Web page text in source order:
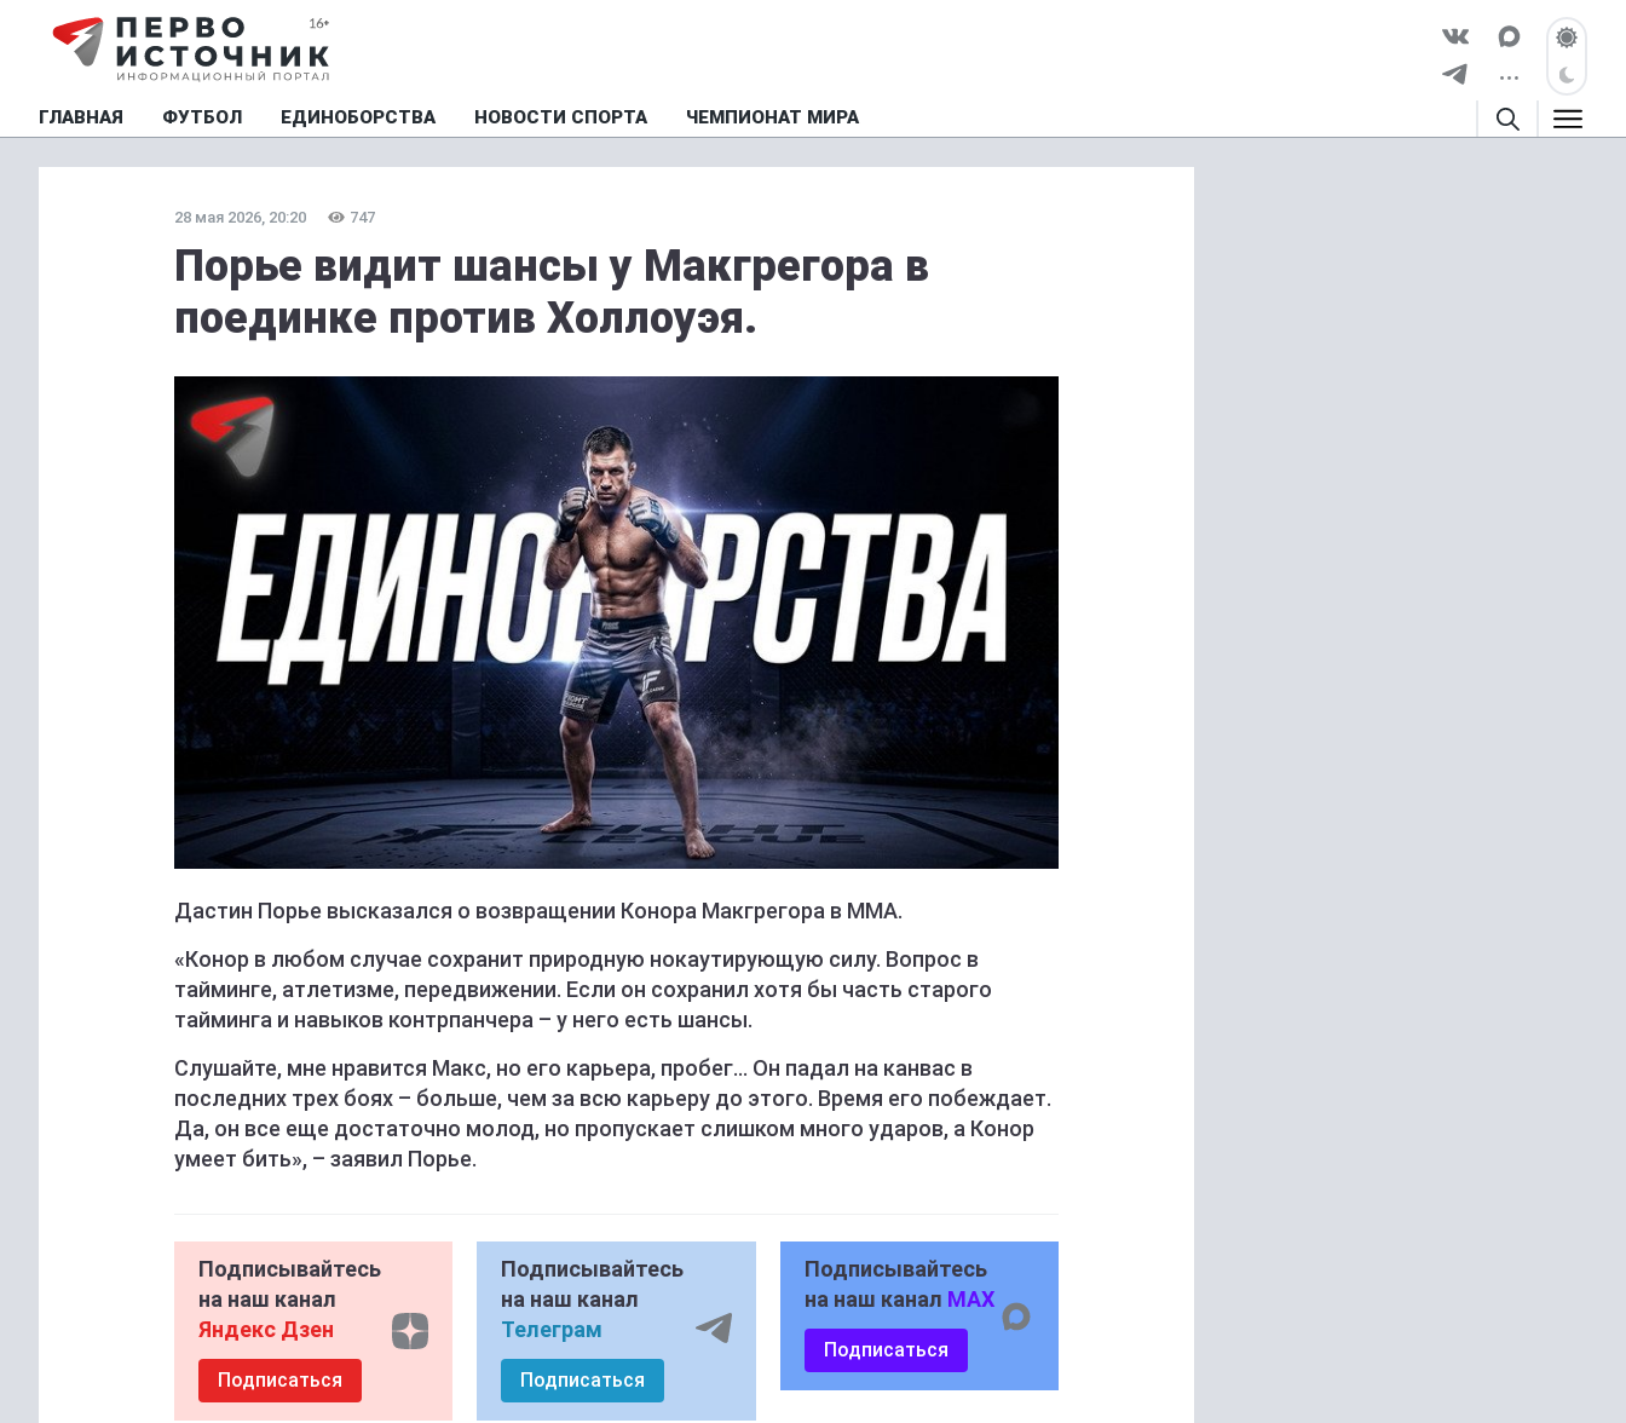
ГЛАВНАЯ ФУТБОЛ ЕДИНОБОРСТВА НОВОСТИ СПОРТА ЧЕМПИОНАТ МИРА
28 мая 2026, 20:20 747
Порье видит шансы у Макгрегора в
поединке против Холлоуэя.
Дастин Порье высказался о возвращении Конора Макгрегора в ММА.
«Конор в любом случае сохранит природную нокаутирующую силу. Вопрос в
тайминге, атлетизме, передвижении. Если он сохранил хотя бы часть старого
тайминга и навыков контрпанчера – у него есть шансы.
Слушайте, мне нравится Макс, но его карьера, пробег... Он падал на канвас в
последних трех боях – больше, чем за всю карьеру до этого. Время его побеждает.
Да, он все еще достаточно молод, но пропускает слишком много ударов, а Конор
умеет бить», – заявил Порье.
Подписывайтесь
на наш канал
Яндекс Дзен
Подписаться
Подписывайтесь
на наш канал
Телеграм
Подписаться
Подписывайтесь
на наш канал MAX
Подписаться